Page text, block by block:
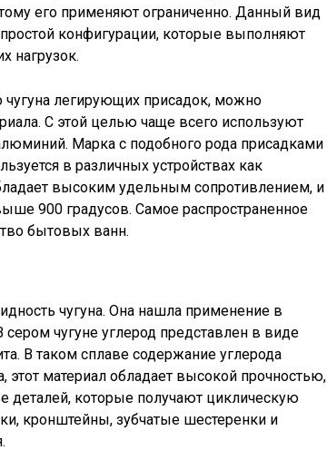
его применяют ограниченно. Данный вид
конфигурации, которые выполняют
нагрузок.
чугуна легирующих присадок, можно
С этой целью чаще всего используют
Марка с подобного рода присадками
в различных устройствах как
высоким удельным сопротивлением, и
900 градусов. Самое распространенное
бытовых ванн.
чугуна. Она нашла применение в
сером чугуне углерод представлен в виде
В таком сплаве содержание углерода
этот материал обладает высокой прочностью,
деталей, которые получают циклическую
кронштейны, зубчатые шестеренки и